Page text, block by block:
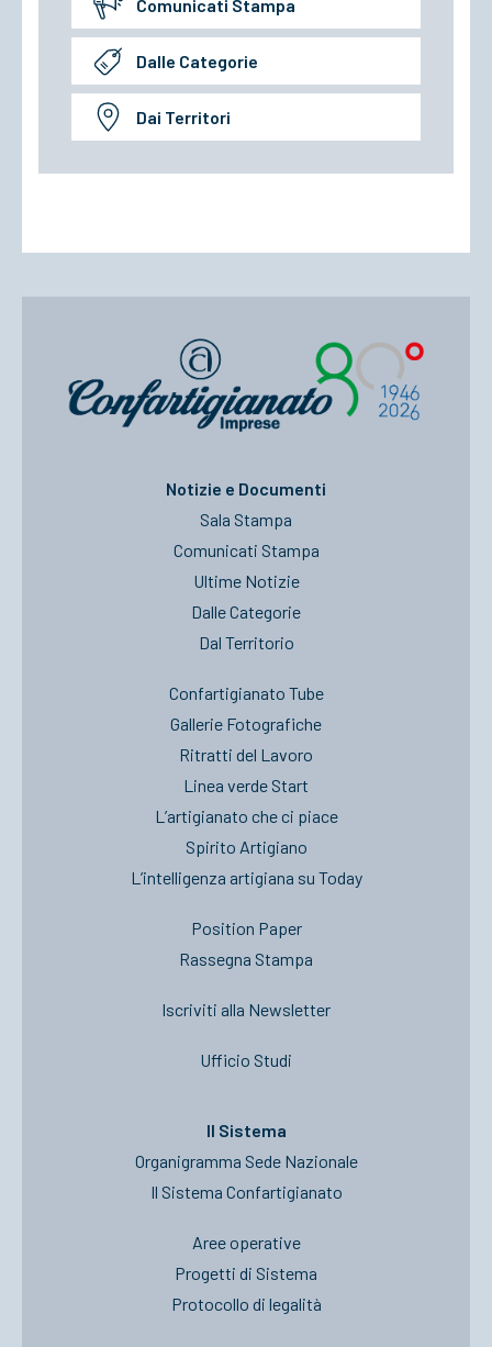
Comunicati Stampa
Dalle Categorie
Dai Territori
Notizie e Documenti
Sala Stampa
Comunicati Stampa
Ultime Notizie
Dalle Categorie
Dal Territorio
Confartigianato Tube
Gallerie Fotografiche
Ritratti del Lavoro
Linea verde Start
L’artigianato che ci piace
Spirito Artigiano
L’intelligenza artigiana su Today
Position Paper
Rassegna Stampa
Iscriviti alla Newsletter
Ufficio Studi
Il Sistema
Organigramma Sede Nazionale
Il Sistema Confartigianato
Aree operative
Progetti di Sistema
Protocollo di legalità